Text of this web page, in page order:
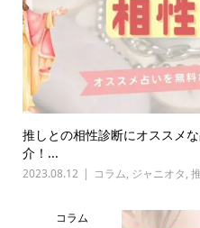
推しとの相性診断にオススメ
介！...
2023.08.12 コラム, ジャニオタ,
コラム